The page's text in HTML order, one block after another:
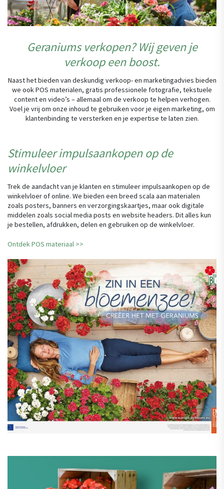
Geraniums verkopen? Wij geven je
verkoop een boost.
Naast het bieden van deskundig verkoop- en marketingadvies bieden
we ook POS materialen, gratis professionele fotografie, tekstuele
content en video’s – allemaal om de verkoop te helpen verhogen.
Voel je vrij om onze inhoud te gebruiken voor je eigen marketing, om
klantenbinding te versterken en je expertise te laten zien.
Stimuleer impulsaankopen op de
winkelvloer
Trek de aandacht van je klanten en stimuleer impulsaankopen op de
winkelvloer of online. We bieden een breed scala aan materialen
zoals posters, banners en verzorgingskaartjes, maar ook digitale
middelen zoals social media posts en website headers. Dit alles kun
je bestellen, afdrukken, delen en gebruiken op de winkelvloer.
Ontdek POS materiaal >>